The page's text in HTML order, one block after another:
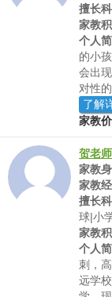
学习
找我
擅长科
家教积
个人简
的小
会出
对性
简单
证正
了解
家教价
贺老
家教身
家教经
擅长科
球|小
家教积
个人简
刺，
远学